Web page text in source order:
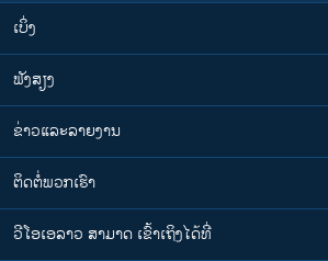
ເບິ່ງ
ຟັງສຽງ
ຂ່າວແລະລາຍງານ
ຕິດຕໍ່ພວກເຮົາ
ວີໂອເອລາວ ສາມາດ ເຂົ້າເຖິງໄດ້ທີ່